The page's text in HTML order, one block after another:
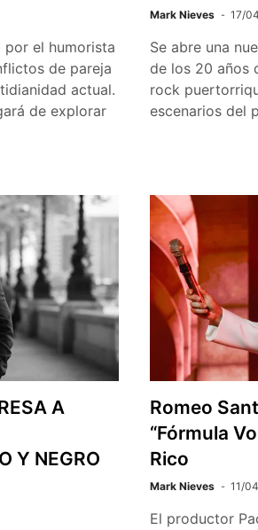
por el humorista
de pareja
actual.
de explorar
Mark Nieves 17/
Se abre una
de los 20 años
rock
escenarios del
A
Y NEGRO
Romeo
“Fórmula
Rico
Mark Nieves 11/
El productor